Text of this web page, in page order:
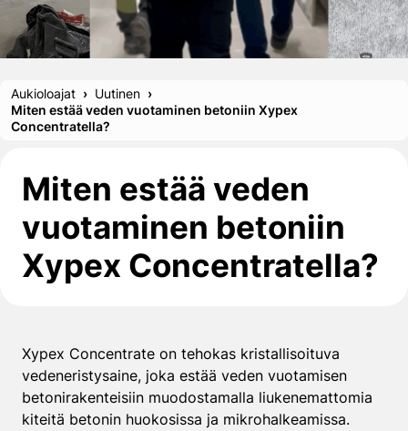
Aukioloajat
Uutinen
Miten estää veden vuotaminen betoniin Xypex
Concentratella?
Miten estää veden
vuotaminen betoniin
Xypex Concentratella?
Xypex Concentrate on tehokas kristallisoituva
vedeneristysaine, joka estää veden vuotamisen
betonirakenteisiin muodostamalla liukenemattomia
kiteitä betonin huokosissa ja mikrohalkeamissa.